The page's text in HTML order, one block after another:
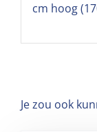
cm hoog
Je zou ook